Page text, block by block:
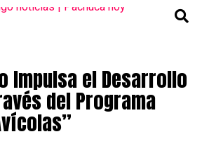
Impulsa el Desarrollo
del Programa